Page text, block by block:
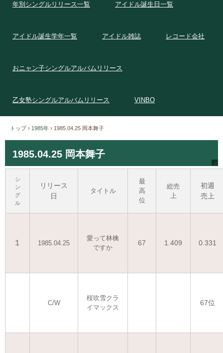
年別シングルリリース一覧 アイドル誕生日一覧
アイドル誕生学年一覧 アイドル雑誌 レコード会社
おニャン子シングルアルバムリリース
乙女塾シングルアルバムリリース VINBO
トップ › 1985年 › 1985.04.25 岡本舞子
1985.04.25 岡本舞子
シ
ン
グ
ル
リリース
日
タイトル
最
高
位
総売
上
初週
売上
１ 1985.04.25
愛って林檎
ですか
67 1.409 0.331
C/W
桜吹雪クラ
イマックス
67位